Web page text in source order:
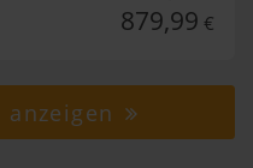
879,99 €